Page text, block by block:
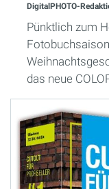
DigitalPHOTO-
Pünktlich zum
das neue